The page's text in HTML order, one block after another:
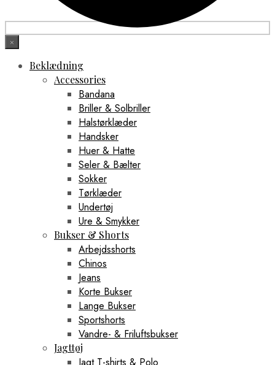
×
Beklædning
Accessories
Bandana
Briller & Solbriller
Halstørklæder
Handsker
Huer & Hatte
Seler & Bælter
Sokker
Tørklæder
Undertøj
Ure & Smykker
Bukser & Shorts
Arbejdsshorts
Chinos
Jeans
Korte Bukser
Lange Bukser
Sportshorts
Vandre- & Friluftsbukser
Jagttøj